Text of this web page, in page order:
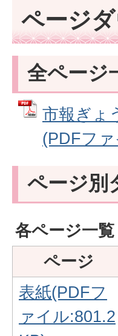
ページ
全ページ
市報ぎょ
(PDFフ
ページ別
各ページ一覧
ページ
表紙(PDFフ
ァイル:801.2